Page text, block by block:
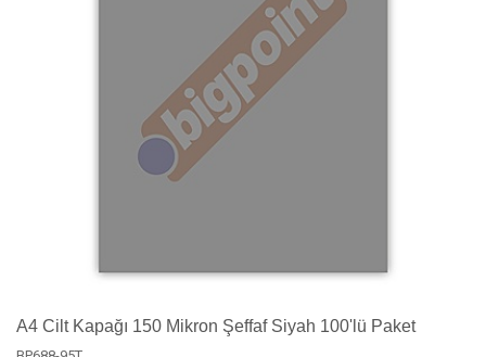
A4 Cilt Kapağı 150 Mikron Şeffaf Siyah 100'lü Paket